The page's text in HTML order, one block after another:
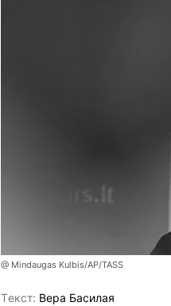
@ Mindaugas Kulbis/AP/TASS
Tекст: Вера Басилая